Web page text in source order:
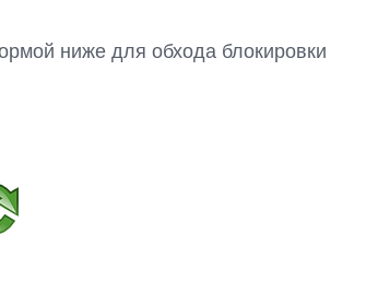
ниже для обхода блокировки